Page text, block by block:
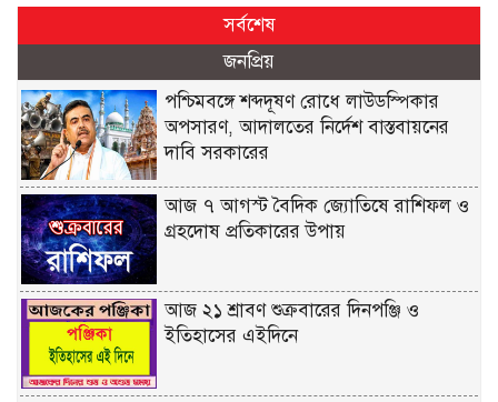
সর্বশেষ
জনপ্রিয়
পশ্চিমবঙ্গে শব্দদূষণ রোধে লাউডস্পিকার
অপসারণ, আদালতের নির্দেশ বাস্তবায়নের
দাবি সরকারের
আজ ৭ আগস্ট বৈদিক জ্যোতিষে রাশিফল ও
গ্রহদোষ প্রতিকারের উপায়
আজ ২১ শ্রাবণ শুক্রবারের দিনপঞ্জি ও
ইতিহাসের এইদিনে